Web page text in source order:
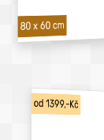
80 x 60 cm
od 1399,-Kč